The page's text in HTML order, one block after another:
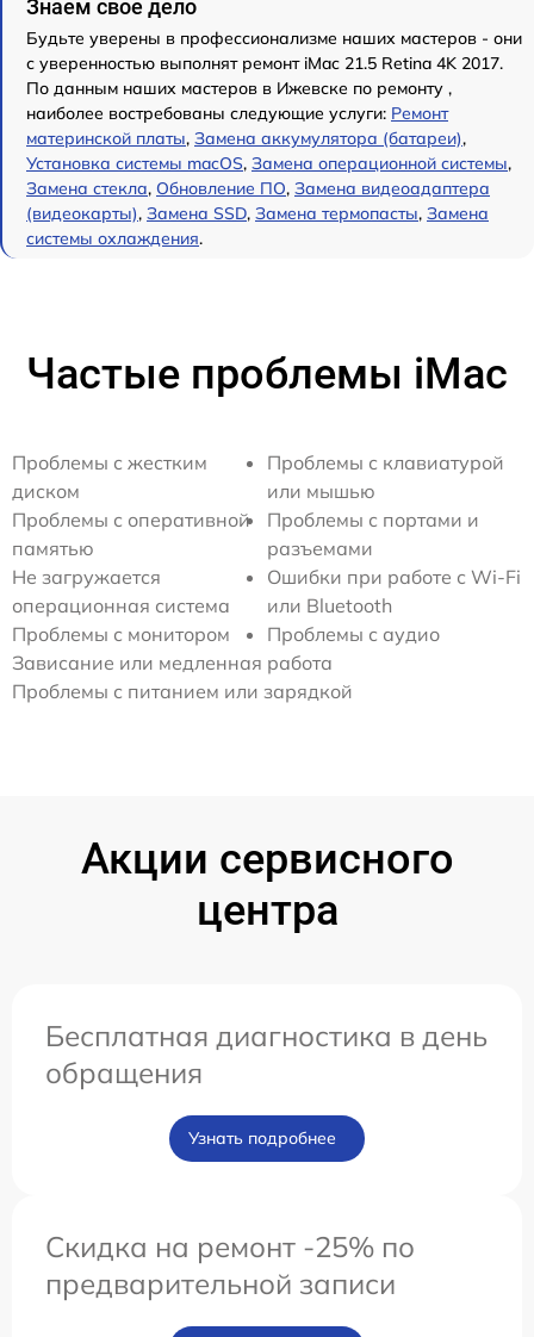
Знаем свое дело
Будьте уверены в профессионализме наших мастеров - они
с уверенностью выполнят ремонт iMac 21.5 Retina 4K 2017.
По данным наших мастеров в Ижевске по ремонту ,
наиболее востребованы следующие услуги: Ремонт
материнской платы, Замена аккумулятора (батареи),
Установка системы macOS, Замена операционной системы,
Замена стекла, Обновление ПО, Замена видеоадаптера
(видеокарты), Замена SSD, Замена термопасты, Замена
системы охлаждения.
Частые проблемы iMac
Проблемы с жестким
диском
Проблемы с оперативной
памятью
Не загружается
операционная система
Проблемы с монитором
Проблемы с клавиатурой
или мышью
Проблемы с портами и
разъемами
Ошибки при работе с Wi-Fi
или Bluetooth
Проблемы с аудио
Зависание или медленная работа
Проблемы с питанием или зарядкой
Акции сервисного
центра
Бесплатная диагностика в день
обращения
Узнать подробнее
Скидка на ремонт -25% по
предварительной записи